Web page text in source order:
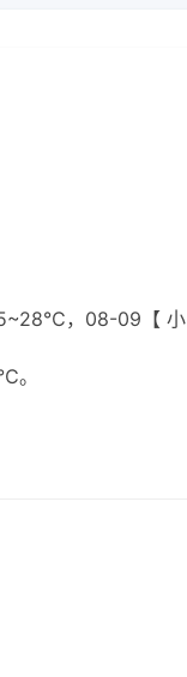
，08-09【 小
。